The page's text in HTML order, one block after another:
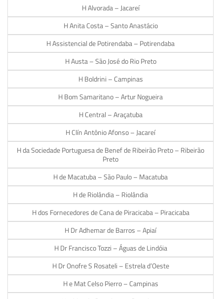
H Alvorada – Jacareí
H Anita Costa – Santo Anastácio
H Assistencial de Potirendaba – Potirendaba
H Austa – São José do Rio Preto
H Boldrini – Campinas
H Bom Samaritano – Artur Nogueira
H Central – Araçatuba
H Clín Antônio Afonso – Jacareí
H da Sociedade Portuguesa de Benef de Ribeirão Preto – Ribeirão
Preto
H de Macatuba – São Paulo – Macatuba
H de Riolândia – Riolândia
H dos Fornecedores de Cana de Piracicaba – Piracicaba
H Dr Adhemar de Barros – Apiaí
H Dr Francisco Tozzi – Águas de Lindóia
H Dr Onofre S Rosateli – Estrela d’Oeste
H e Mat Celso Pierro – Campinas